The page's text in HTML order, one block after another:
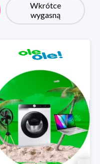
Wkrótce
wygasną